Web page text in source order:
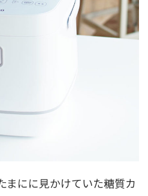
まにに見かけていた糖質カ